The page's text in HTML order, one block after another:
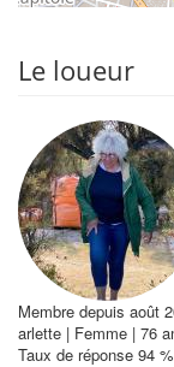
Le loueur
Membre depuis août
arlette | Femme | 76
Taux de réponse 94 %